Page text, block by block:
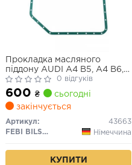
Прокладка масляного
піддону AUDI A4 B5, A4 B6,
A4 B7, A6 C5, A8 D2,
ALLROAD C5 PORSCHE 911,
BOXSTER, CAYMAN SKODA
SUPERB I VW PASSAT B5,
PASSAT B5.5, PHAETON 1.6-
6.0 03.94-03.16
0 відгуків
600 ₴
сьогодні
закінчується
Артикул:
43663
FEBI BILSTEIN
Німеччина
КУПИТИ